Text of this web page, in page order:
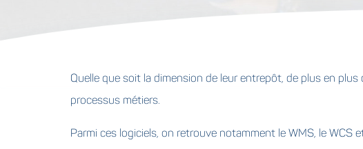
Quelle que soit la dimension de leur entrepôt, de plus en
processus métiers.
Parmi ces logiciels, on retrouve notamment le WMS, le